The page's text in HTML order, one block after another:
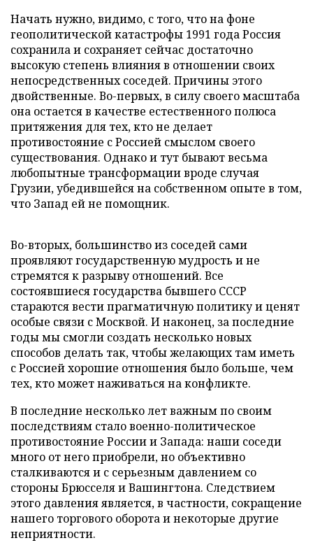
Начать нужно, видимо, с того, что на фоне
геополитической катастрофы 1991 года Россия
сохранила и сохраняет сейчас достаточно
высокую степень влияния в отношении своих
непосредственных соседей. Причины этого
двойственные. Во-первых, в силу своего масштаба
она остается в качестве естественного полюса
притяжения для тех, кто не делает
противостояние с Россией смыслом своего
существования. Однако и тут бывают весьма
любопытные трансформации вроде случая
Грузии, убедившейся на собственном опыте в том,
что Запад ей не помощник.
Во-вторых, большинство из соседей сами
проявляют государственную мудрость и не
стремятся к разрыву отношений. Все
состоявшиеся государства бывшего СССР
стараются вести прагматичную политику и ценят
особые связи с Москвой. И наконец, за последние
годы мы смогли создать несколько новых
способов делать так, чтобы желающих там иметь
с Россией хорошие отношения было больше, чем
тех, кто может наживаться на конфликте.
В последние несколько лет важным по своим
последствиям стало военно-политическое
противостояние России и Запада: наши соседи
много от него приобрели, но объективно
сталкиваются и с серьезным давлением со
стороны Брюсселя и Вашингтона. Следствием
этого давления является, в частности, сокращение
нашего торгового оборота и некоторые другие
неприятности.